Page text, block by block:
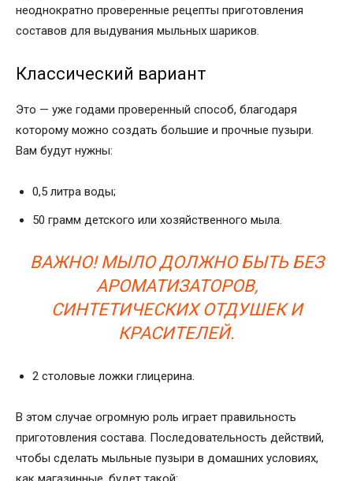
неоднократно проверенные рецепты приготовления
составов для выдувания мыльных шариков.
Классический вариант
Это — уже годами проверенный способ, благодаря
которому можно создать большие и прочные пузыри.
Вам будут нужны:
0,5 литра воды;
50 грамм детского или хозяйственного мыла.
ВАЖНО! МЫЛО ДОЛЖНО БЫТЬ БЕЗ
АРОМАТИЗАТОРОВ,
СИНТЕТИЧЕСКИХ ОТДУШЕК И
КРАСИТЕЛЕЙ.
2 столовые ложки глицерина.
В этом случае огромную роль играет правильность
приготовления состава. Последовательность действий,
чтобы сделать мыльные пузыри в домашних условиях,